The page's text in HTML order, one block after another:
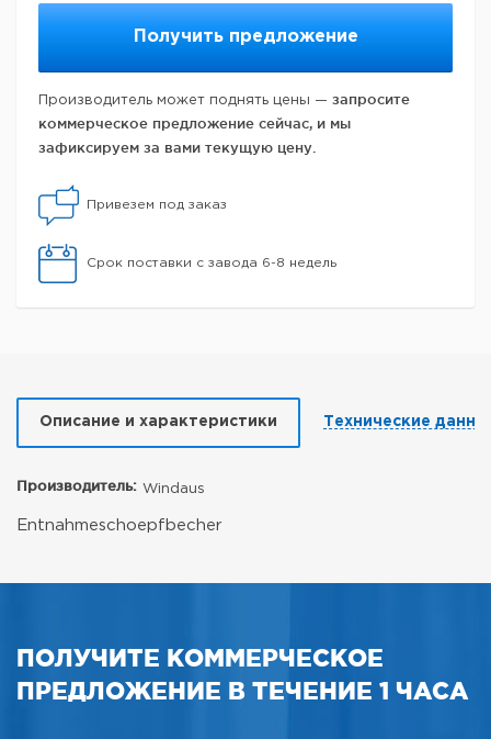
Получить предложение
Производитель может поднять цены — запросите
коммерческое предложение сейчас, и мы
зафиксируем за вами текущую цену.
Привезем под заказ
Срок поставки с завода 6-8 недель
Описание и характеристики Технические
Производитель: Windaus
Entnahmeschoepfbecher
ПОЛУЧИТЕ КОММЕРЧЕСКОЕ
ПРЕДЛОЖЕНИЕ В ТЕЧЕНИЕ 1 ЧАСА